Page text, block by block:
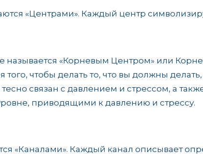
«Центрами». Каждый центр
«Корневым Центром» или
чтобы делать то, что вы должны
связан с давлением и стрессом, а
приводящими к давлению и стрессу.
«Каналами». Каждый канал описывает